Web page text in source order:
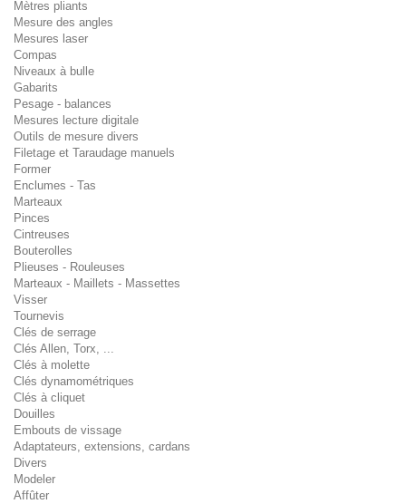
Mètres pliants
Mesure des angles
Mesures laser
Compas
Niveaux à bulle
Gabarits
Pesage - balances
Mesures lecture digitale
Outils de mesure divers
Filetage et Taraudage manuels
Former
Enclumes - Tas
Marteaux
Pinces
Cintreuses
Bouterolles
Plieuses - Rouleuses
Marteaux - Maillets - Massettes
Visser
Tournevis
Clés de serrage
Clés Allen, Torx, ...
Clés à molette
Clés dynamométriques
Clés à cliquet
Douilles
Embouts de vissage
Adaptateurs, extensions, cardans
Divers
Modeler
Affûter